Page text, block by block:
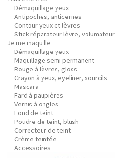
Démaquillage yeux
Antipoches, anticernes
Contour yeux et lèvres
Stick réparateur lèvre, volumateur
Je me maquille
Démaquillage yeux
Maquillage semi permanent
Rouge à lèvres, gloss
Crayon à yeux, eyeliner, sourcils
Mascara
Fard à paupières
Vernis à ongles
Fond de teint
Poudre de teint, blush
Correcteur de teint
Crème teintée
Accessoires